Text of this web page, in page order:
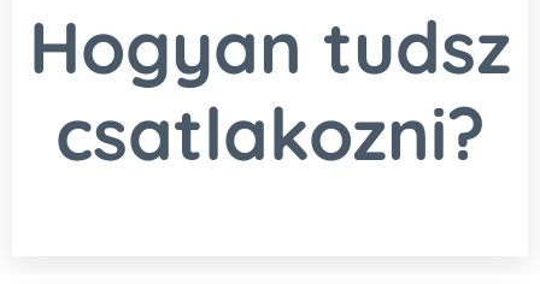
Hogyan tudsz
csatlakozni?